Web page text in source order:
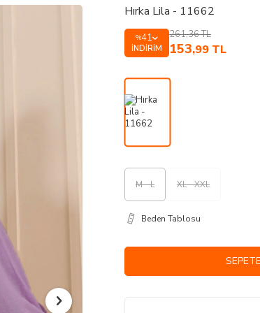
Hırka Lila - 11662
%41
İNDIRIM
261,36TL
153,99 TL
M - L XL - XXL
Beden Tablosu